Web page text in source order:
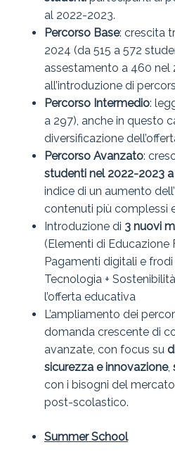
al 2022-2023.
Percorso Base: crescita
2024 (da 515 a 572
assestamento a 460
all’introduzione di
Percorso Intermedio:
a 297), anche in questo
diversificazione
Percorso Avanzato:
studenti nel 2022-2023
indice di un aumento
contenuti più complessi
Introduzione di 3 nuovi
(Elementi di Educazione
Pagamenti digitali e
Tecnologia +
l’offerta educativa
L’ampliamento dei
domanda crescente di
avanzate, con focus su
sicurezza e innovazione,
con i bisogni del
post-scolastico.
Summer School